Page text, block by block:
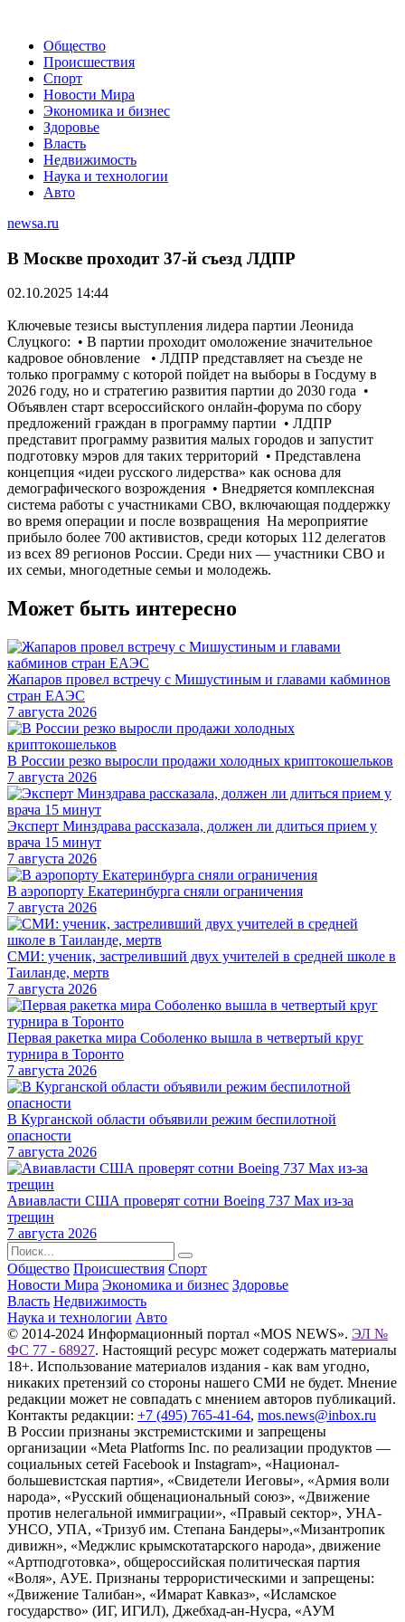
Общество
Происшествия
Спорт
Новости Мира
Экономика и бизнес
Здоровье
Власть
Недвижимость
Наука и технологии
Авто
newsa.ru
В Москве проходит 37-й съезд ЛДПР
02.10.2025 14:44
Ключевые тезисы выступления лидера партии Леонида
Слуцкого: • В партии проходит омоложение значительное
кадровое обновление • ЛДПР представляет на съезде не
только программу с которой пойдет на выборы в Госдуму в
2026 году, но и стратегию развития партии до 2030 года •
Объявлен старт всероссийского онлайн-форума по сбору
предложений граждан в программу партии • ЛДПР
представит программу развития малых городов и запустит
подготовку мэров для таких территорий • Представлена
концепция «идеи русского лидерства» как основа для
демографического возрождения • Внедряется комплексная
система работы с участниками СВО, включающая поддержку
во время операции и после возвращения На мероприятие
прибыло более 700 активистов, среди которых 112 делегатов
из всех 89 регионов России. Среди них — участники СВО и
их семьи, многодетные семьи и молодежь.
Может быть интересно
Жапаров провел встречу с Мишустиным и главами кабминов
стран ЕАЭС
7 августа 2026
В России резко выросли продажи холодных криптокошельков
7 августа 2026
Эксперт Минздрава рассказала, должен ли длиться прием у
врача 15 минут
7 августа 2026
В аэропорту Екатеринбурга сняли ограничения
7 августа 2026
СМИ: ученик, застреливший двух учителей в средней школе в
Таиланде, мертв
7 августа 2026
Первая ракетка мира Соболенко вышла в четвертый круг
турнира в Торонто
7 августа 2026
В Курганской области объявили режим беспилотной
опасности
7 августа 2026
Авиавласти США проверят сотни Boeing 737 Max из-за
трещин
7 августа 2026
Общество Происшествия Спорт
Новости Мира Экономика и бизнес Здоровье
Власть Недвижимость
Наука и технологии Авто
© 2014-2024 Информационный портал «MOS NEWS». ЭЛ №
ФС 77 - 68927. Настоящий ресурс может содержать материалы
18+. Использование материалов издания - как вам угодно,
никаких претензий со стороны нашего СМИ не будет. Мнение
редакции может не совпадать с мнением авторов публикаций.
Контакты редакции: +7 (495) 765-41-64, mos.news@inbox.ru
В России признаны экстремистскими и запрещены
организации «Meta Platforms Inc. по реализации продуктов —
социальных сетей Facebook и Instagram», «Национал-
большевистская партия», «Свидетели Иеговы», «Армия воли
народа», «Русский общенациональный союз», «Движение
против нелегальной иммиграции», «Правый сектор», УНА-
УНСО, УПА, «Тризуб им. Степана Бандеры»,«Мизантропик
дивижн», «Меджлис крымскотатарского народа», движение
«Артподготовка», общероссийская политическая партия
«Воля», АУЕ. Признаны террористическими и запрещены:
«Движение Талибан», «Имарат Кавказ», «Исламское
государство» (ИГ, ИГИЛ), Джебхад-ан-Нусра, «АУМ